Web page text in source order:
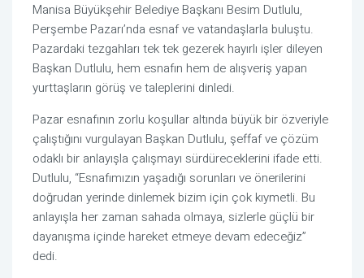
Manisa Büyükşehir Belediye Başkanı Besim Dutlulu,
Perşembe Pazarı’nda esnaf ve vatandaşlarla buluştu.
Pazardaki tezgahları tek tek gezerek hayırlı işler dileyen
Başkan Dutlulu, hem esnafın hem de alışveriş yapan
yurttaşların görüş ve taleplerini dinledi.
Pazar esnafının zorlu koşullar altında büyük bir özveriyle
çalıştığını vurgulayan Başkan Dutlulu, şeffaf ve çözüm
odaklı bir anlayışla çalışmayı sürdüreceklerini ifade etti.
Dutlulu, “Esnafımızın yaşadığı sorunları ve önerilerini
doğrudan yerinde dinlemek bizim için çok kıymetli. Bu
anlayışla her zaman sahada olmaya, sizlerle güçlü bir
dayanışma içinde hareket etmeye devam edeceğiz”
dedi.